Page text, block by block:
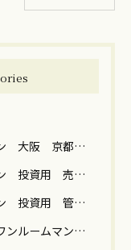
戸 売却 築年数 高額
用 売却 譲渡税
用 売却 税金 関西 関東
マンション 売却